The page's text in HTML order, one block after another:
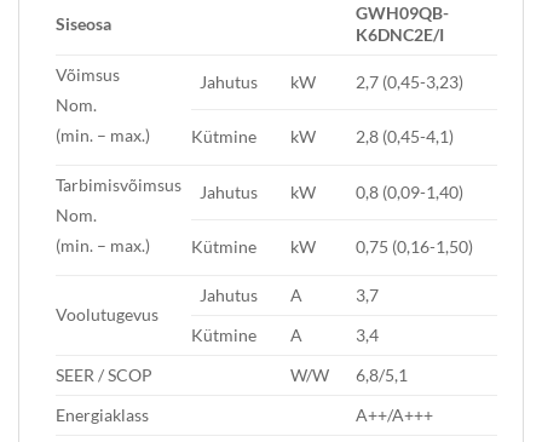
Siseosa
GWH09QB-
K6DNC2E/I
Võimsus
Nom.
(min. – max.)
Jahutus kW 2,7 (0,45-3,23)
Kütmine kW 2,8 (0,45-4,1)
Tarbimisvõimsus
Nom.
(min. – max.)
Jahutus kW 0,8 (0,09-1,40)
Kütmine kW 0,75 (0,16-1,50)
Voolutugevus
Jahutus A
3,7
Kütmine
A
3,4
SEER / SCOP
W/W
6,8/5,1
Energiaklass
A++/A+++